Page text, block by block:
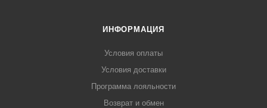
ИНФОРМАЦИЯ
Условия оплаты
Условия доставки
Программа лояльности
Возврат и обмен